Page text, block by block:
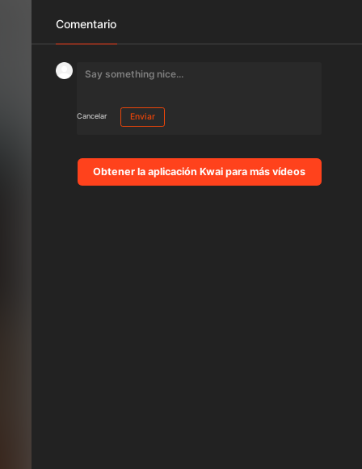
Comentario
Cancelar Enviar
Obtener la aplicación Kwai para más vídeos